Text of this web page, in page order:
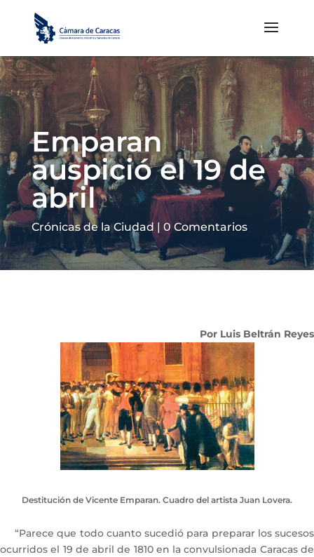
Emparan
auspició el 19 de
abril
Crónicas de la Ciudad| 0 Comentarios
Por Luis Beltrán Reyes
Destitución de Vicente Emparan. Cuadro del artista Juan Lovera.
“Parece que todo cuanto sucedió para preparar los sucesos
ocurridos el 19 de abril de 1810 en la convulsionada Caracas de